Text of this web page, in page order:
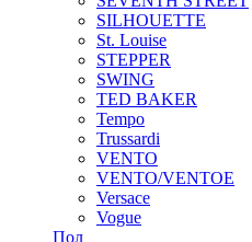
SILHOUETTE
St. Louise
STEPPER
SWING
TED BAKER
Tempo
Trussardi
VENTO
VENTO/VENTOE
Versace
Vogue
Пол